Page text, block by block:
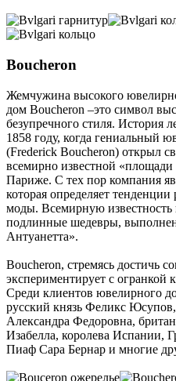
Boucheron
Жемчужина высокого
дом Boucheron –это символ
безупречного стиля. История
1858 году, когда гениальный
(Frederick Boucheron) открыл
всемирно известной «площади
Париже. С тех пор компания
которая определяет
моды. Всемирную
подлинные шедевры,
Антуанетта».
Boucheron, стремясь достичь
экспериментирует с
Среди клиентов ювелирного
русский князь Феликс
Александра Федоровна,
Изабелла, королева Испании,
Пиаф Сара Бернар и многие